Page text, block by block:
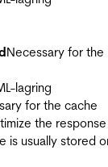
Necessary for the
lagring
for the cache
the
is usually stored